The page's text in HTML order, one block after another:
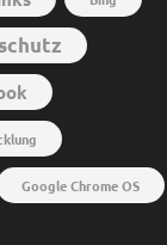
Google Chrome OS